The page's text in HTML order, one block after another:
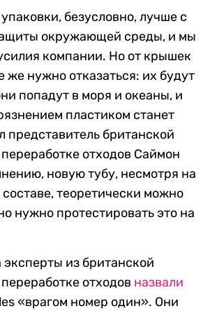
безусловно, лучше с
окружающей среды, и мы
компании. Но от крышек
же нужно отказаться: их будут
попадут в моря и океаны, и
пластиком станет
представитель британской
отходов Саймон
новую тубу, несмотря на
составе, теоретически можно
нужно протестировать это на
эксперты из британской
отходов назвали
«врагом номер один». Они